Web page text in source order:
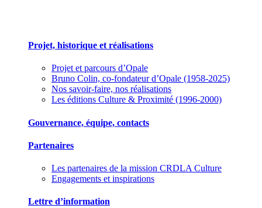
Projet, historique et réalisations
Projet et parcours d’Opale
Bruno Colin, co-fondateur d’Opale (1958-2025)
Nos savoir-faire, nos réalisations
Les éditions Culture & Proximité (1996-2000)
Gouvernance, équipe, contacts
Partenaires
Les partenaires de la mission CRDLA Culture
Engagements et inspirations
Lettre d’information